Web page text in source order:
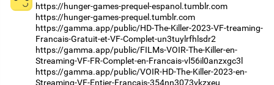
https://hunger-games-prequel-espanol.tumblr.com
https://hunger-games-prequel.tumblr.com
https://gamma.app/public/HD-The-Killer-2023-VF-treaming-
Francais-Gratuit-et-VF-Complet-un3tuylrfhlsdr2
https://gamma.app/public/FILMs-VOIR-The-Killer-en-
Streaming-VF-FR-Complet-en-Francais-vl56il0anzxgc3l
https://gamma.app/public/VOIR-HD-The-Killer-2023-en-
Streaming-VF-Entier-Francais-354nn3073vkzxeu